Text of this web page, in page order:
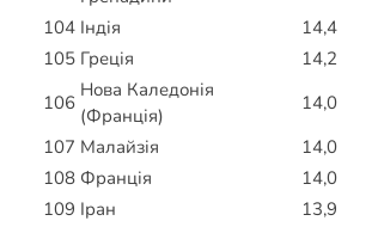
104 Індія 14,4
105 Греція 14,2
106
Нова Каледонія
(Франція)
14,0
107 Малайзія 14,0
108 Франція 14,0
109 Іран 13,9